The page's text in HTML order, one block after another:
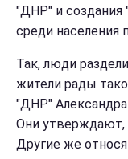
"ДНР" и создания
среди населения
Так, люди
жители рады
"ДНР"
Они утверждают,
Другие же